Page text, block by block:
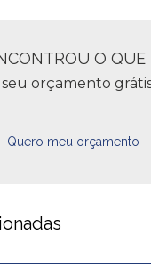
O QUE
seu orçamento
Quero meu orçamento